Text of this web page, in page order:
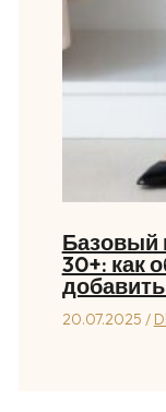
Базовый
30+: как
20.07.2025 /